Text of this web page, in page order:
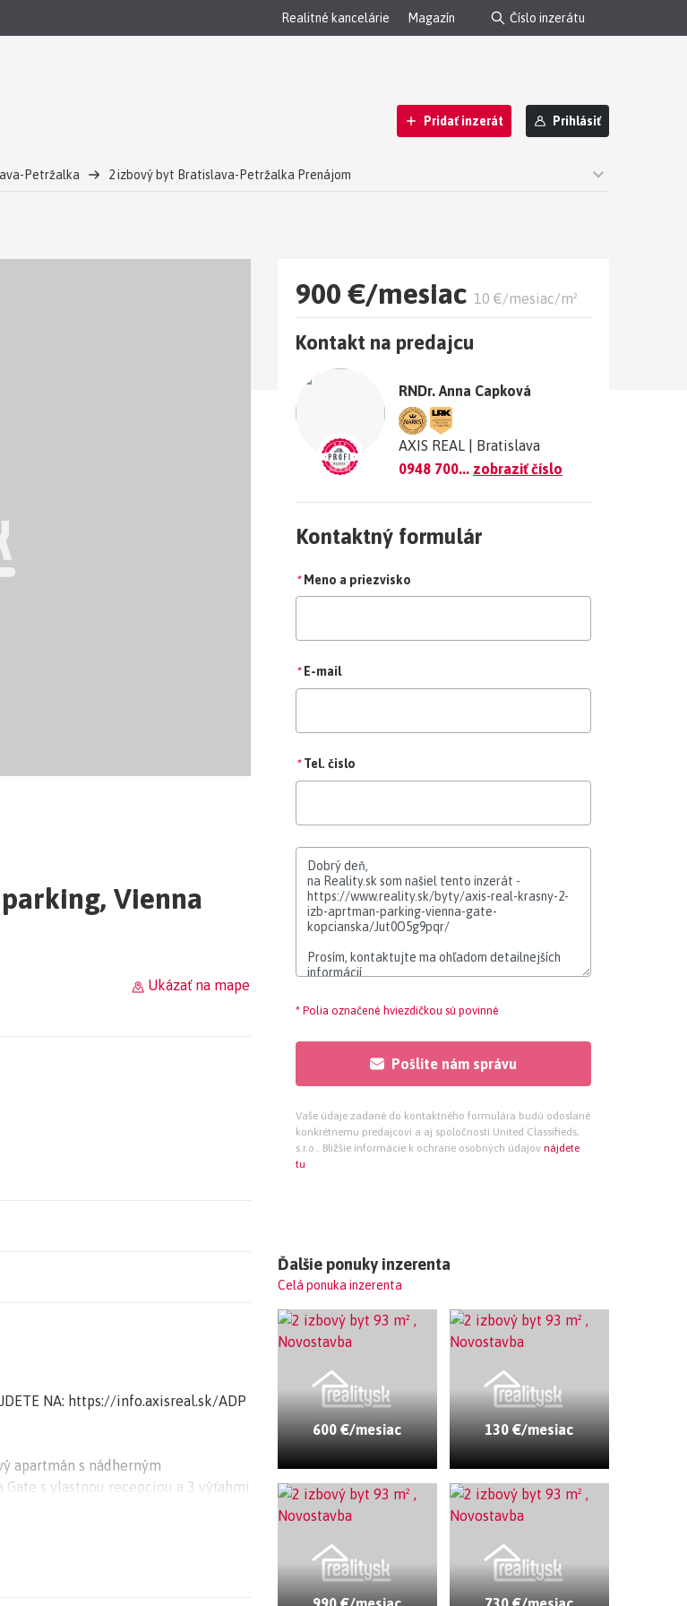
Realitné kancelárie Magazín
Pridať inzerát Prihlásiť
Petržalka
2 izbový byt Bratislava-Petržalka Prenájom
Vienna
Ukázať na mape
NA: https://info.axisreal.sk/ADP
apartmán s nádherným
s vlastnou recepciou a 3 výťahmi
kuchyňou, samostatnej spálne s
900 €/mesiac 10 €/mesiac/m²
Kontakt na predajcu
RNDr. Anna Capková
AXIS REAL | Bratislava
0948 700... zobraziť číslo
Kontaktný formulár
* Meno a priezvisko
* E-mail
* Tel. čislo
* Polia označené hviezdičkou sú povinné
Pošlite nám správu
Vaše údaje zadané do kontaktného formulára budú odoslané
konkrétnemu predajcovi a aj spoločnosti United Classifieds,
s.r.o.. Bližšie informácie k ochrane osobných údajov nájdete
tu
Ďalšie ponuky inzerenta
Celá ponuka inzerenta
600 €/mesiac 130 €/mesiac